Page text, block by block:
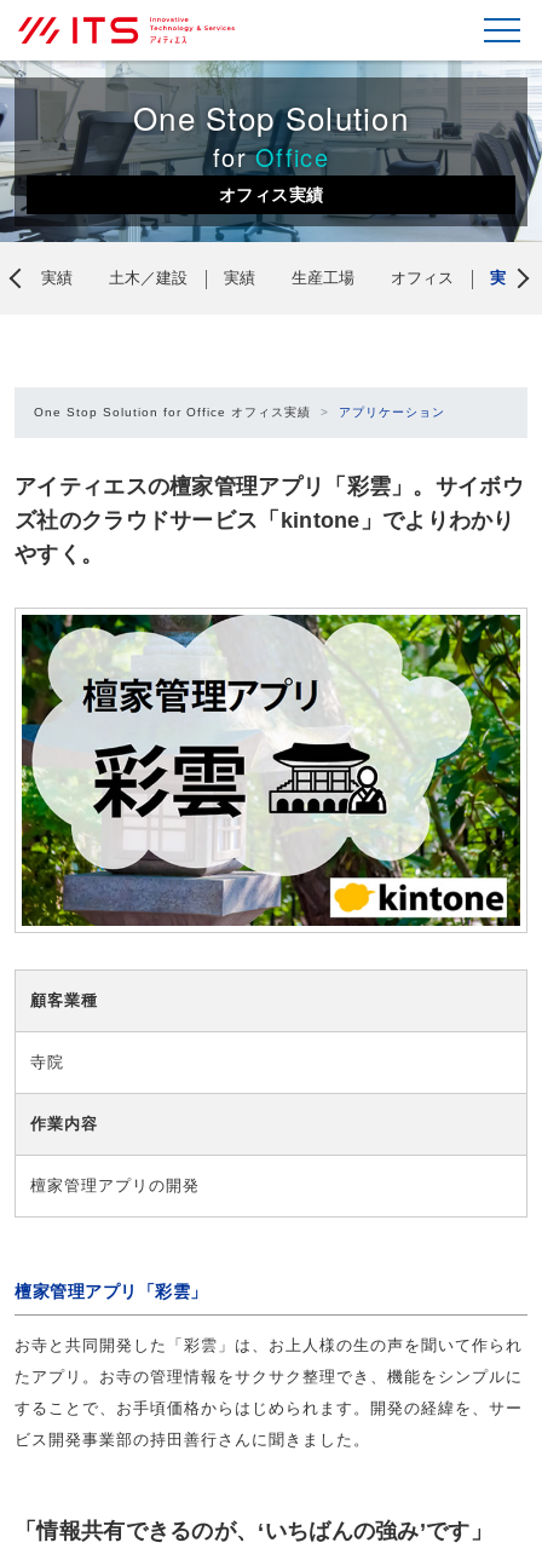
One Stop Solution
forOffice
オフィス実績
実績 土木／建設 実績 生産工場 オフィス 実績
One Stop Solution for Office オフィス実績 アプリケーション
アイティエスの檀家管理アプリ「彩雲」。サイボウ
ズ社のクラウドサービス「kintone」でよりわかり
やすく。
顧客業種
寺院
作業内容
檀家管理アプリの開発
檀家管理アプリ「彩雲」
お寺と共同開発した「彩雲」は、お上人様の生の声を聞いて作られ
たアプリ。お寺の管理情報をサクサク整理でき、機能をシンプルに
することで、お手頃価格からはじめられます。開発の経緯を、サー
ビス開発事業部の持田善行さんに聞きました。
「情報共有できるのが、‘いちばんの強み’です」